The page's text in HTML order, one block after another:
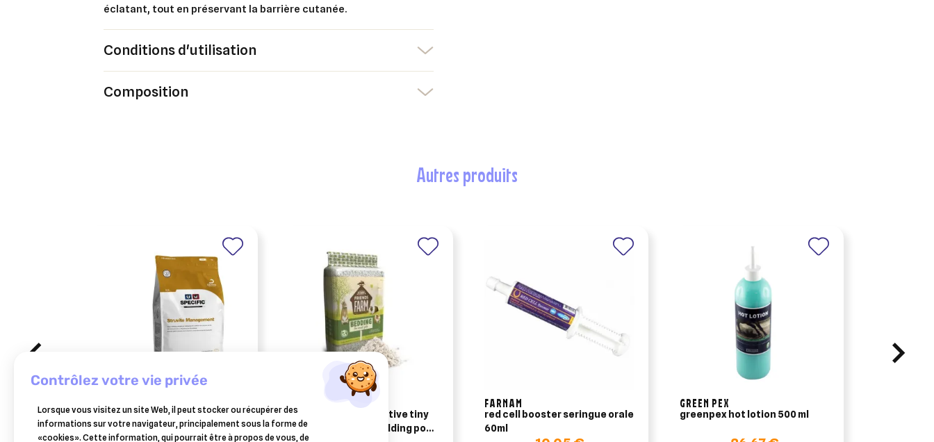
éclatant, tout en préservant la barrière cutanée.
Conditions d'utilisation
Composition
autres produits
SPECIFIC
specific ccd struvite
management chien 7 kg
litière science selective tiny
friends farm eco bedding pour
FARNAM
red cell booster seringue orale
60ml
GREEN PEX
greenpex hot lotion 500 ml
contrôlez votre vie privée
Lorsque vous visitez un site Web, il peut stocker ou récupérer des
informations sur votre navigateur, principalement sous la forme de
«cookies». Cette information, qui pourrait être à propos de vous, de